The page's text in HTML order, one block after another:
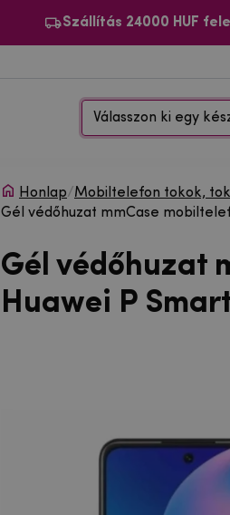
Szállítás 24000 HUF
Válasszon ki egy
Honlap/Mobiltelefon tokok,
Gél védőhuzat mmCase
Gél védőhuzat
Huawei P